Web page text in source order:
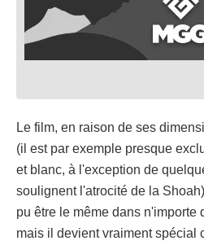
Le film, en raison de ses
(il est par exemple presque
et blanc, à l'exception de
soulignent l'atrocité de la
pu être le même dans n'importe
mais il devient vraiment spécial